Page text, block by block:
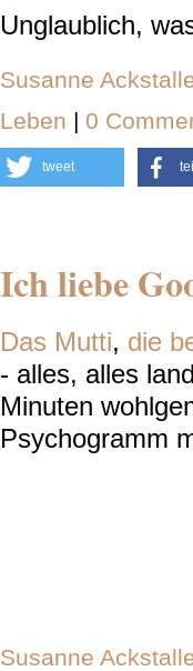
Unglaublich,
Susanne
Leben | 0
tweet
Ich liebe
Das Mutti, die
- alles, alles
Minuten
Psychogramm
Susanne